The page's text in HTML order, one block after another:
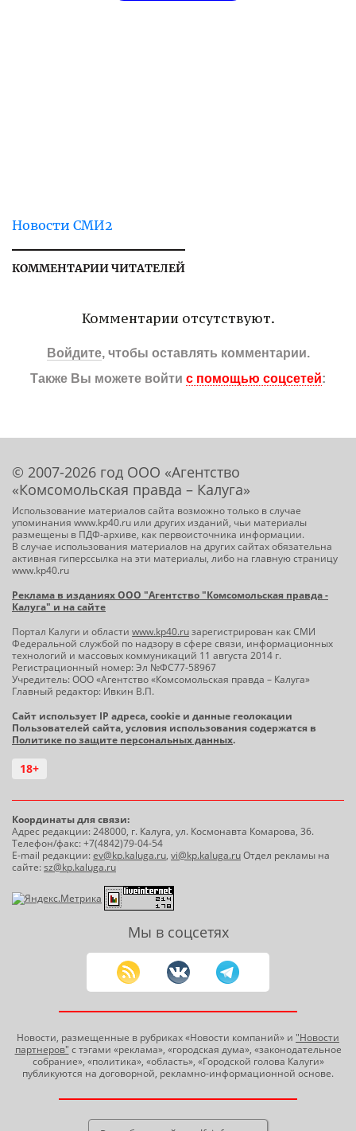
Новости СМИ2
КОММЕНТАРИИ ЧИТАТЕЛЕЙ
Комментарии отсутствуют.
Войдите, чтобы оставлять комментарии.
Также Вы можете войти с помощью соцсетей:
© 2007-2026 год ООО «Агентство
«Комсомольская правда – Калуга»
Использование материалов сайта возможно только в случае
упоминания www.kp40.ru или других изданий, чьи материалы
размещены в ПДФ-архиве, как первоисточника информации.
В случае использования материалов на других сайтах обязательна
активная гиперссылка на эти материалы, либо на главную страницу
www.kp40.ru
Реклама в изданиях ООО "Агентство "Комсомольская правда -
Калуга" и на сайте
Портал Калуги и области www.kp40.ruзарегистрирован как СМИ
Федеральной службой по надзору в сфере связи, информационных
технологий и массовых коммуникаций 11 августа 2014 г.
Регистрационный номер: Эл №ФС77-58967
Учредитель: ООО «Агентство «Комсомольская правда – Калуга»
Главный редактор: Ивкин В.П.
Сайт использует IP адреса, cookie и данные геолокации
Пользователей сайта, условия использования содержатся в
Политике по защите персональных данных.
18+
Координаты для связи:
Адрес редакции: 248000, г. Калуга, ул. Космонавта Комарова, 36.
Телефон/факс: +7(4842)79-04-54
E-mail редакции:ev@kp.kaluga.ru, vi@kp.kaluga.ruОтдел рекламы на
сайте:sz@kp.kaluga.ru
Мы в соцсетях
Новости, размещенные в рубриках «Новости компаний» и "Новости
партнеров" с тэгами «реклама», «городская дума», «законодательное
собрание», «политика», «область», «Городской голова Калуги»
публикуются на договорной, рекламно-информационной основе.